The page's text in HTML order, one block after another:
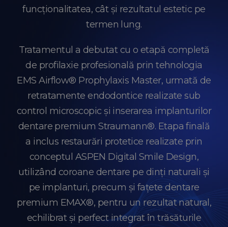
funcționalitatea, cât și rezultatul estetic pe
termen lung.
Tratamentul a debutat cu o etapă completă
de profilaxie profesională prin tehnologia
EMS Airflow® Prophylaxis Master, urmată de
retratamente endodontice realizate sub
control microscopic și inserarea implanturilor
dentare premium Straumann®. Etapa finală
a inclus restaurări protetice realizate prin
conceptul ASPEN Digital Smile Design,
utilizând coroane dentare pe dinți naturali și
pe implanturi, precum și fațete dentare
premium EMAX®, pentru un rezultat natural,
echilibrat și perfect integrat în trăsăturile